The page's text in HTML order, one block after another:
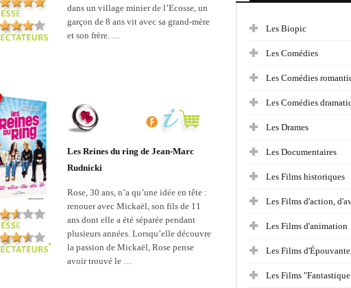
dans un village minier de l’Ecosse, un
garçon de 8 ans vit avec sa grand-mère
et son frère. …
Les Reines du ring de Jean-Marc
Rudnicki
Rose, 30 ans, n’a qu’une idée en tête :
renouer avec Mickaël, son fils de 11
ans dont elle a été séparée pendant
plusieurs années. Lorsqu’elle découvre
la passion de Mickaël, Rose pense
avoir trouvé le …
Les Biopic
Les Comédies
Les Comédies
Les Comédies
Les Drames
Les Documentaires
Les Films historiques
Les Films d'action,
Les Films d'animation
Les Films d'Épouvante
Les Films